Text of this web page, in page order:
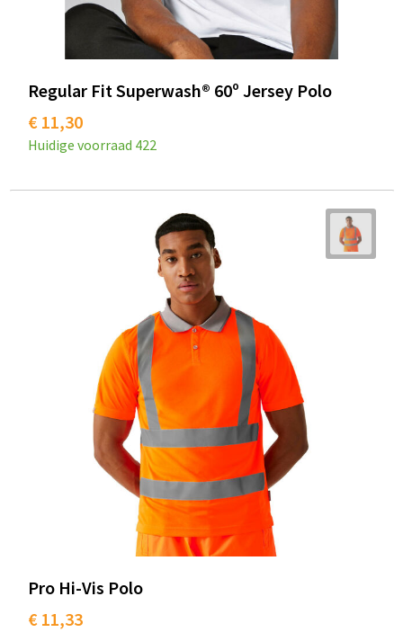
Regular Fit Superwash® 60º Jersey Polo
€ 11,30
Huidige voorraad 422
Pro Hi-Vis Polo
€ 11,33